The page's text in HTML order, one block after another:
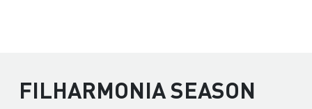
FILHARMONIA SEASON